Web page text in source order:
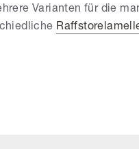
Varianten für die